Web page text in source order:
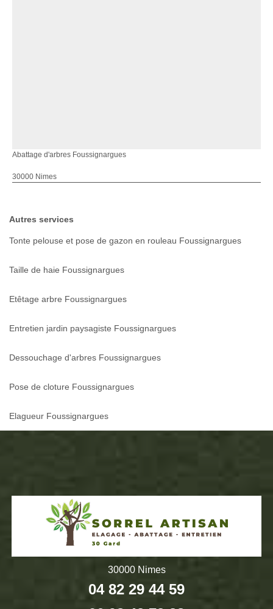
Abattage d'arbres Foussignargues
30000 Nimes
Autres services
Tonte pelouse et pose de gazon en rouleau Foussignargues
Taille de haie Foussignargues
Etêtage arbre Foussignargues
Entretien jardin paysagiste Foussignargues
Dessouchage d'arbres Foussignargues
Pose de cloture Foussignargues
Elagueur Foussignargues
30000 Nimes
04 82 29 44 59